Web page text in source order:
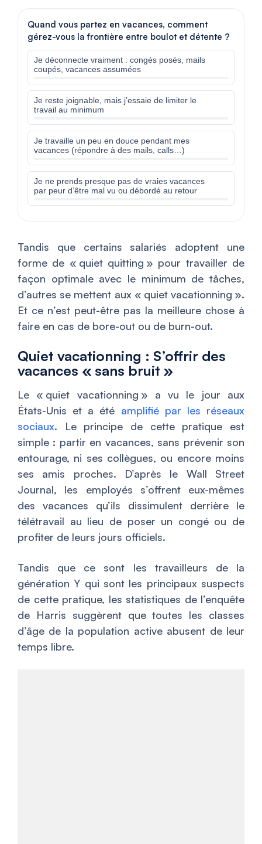
Quand vous partez en vacances, comment
gérez-vous la frontière entre boulot et détente ?
Je déconnecte vraiment : congés posés, mails
coupés, vacances assumées
Je reste joignable, mais j’essaie de limiter le
travail au minimum
Je travaille un peu en douce pendant mes
vacances (répondre à des mails, calls…)
Je ne prends presque pas de vraies vacances
par peur d’être mal vu ou débordé au retour
Tandis que certains salariés adoptent une
forme de « quiet quitting » pour travailler de
façon optimale avec le minimum de tâches,
d’autres se mettent aux « quiet vacationning ».
Et ce n’est peut-être pas la meilleure chose à
faire en cas de bore-out ou de burn-out.
Quiet vacationning : S’offrir des
vacances « sans bruit »
Le « quiet vacationning » a vu le jour aux
États-Unis et a été amplifié par les réseaux
sociaux. Le principe de cette pratique est
simple : partir en vacances, sans prévenir son
entourage, ni ses collègues, ou encore moins
ses amis proches. D’après le Wall Street
Journal, les employés s’offrent eux-mêmes
des vacances qu’ils dissimulent derrière le
télétravail au lieu de poser un congé ou de
profiter de leurs jours officiels.
Tandis que ce sont les travailleurs de la
génération Y qui sont les principaux suspects
de cette pratique, les statistiques de l’enquête
de Harris suggèrent que toutes les classes
d’âge de la population active abusent de leur
temps libre.